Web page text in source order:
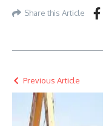
Share this Article
Previous Article